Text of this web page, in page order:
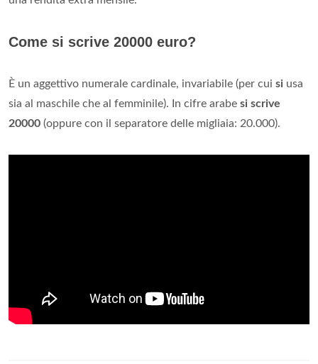
Come si scrive 20000 euro?
È un aggettivo numerale cardinale, invariabile (per cui si usa
sia al maschile che al femminile). In cifre arabe si scrive
20000 (oppure con il separatore delle migliaia: 20.000).